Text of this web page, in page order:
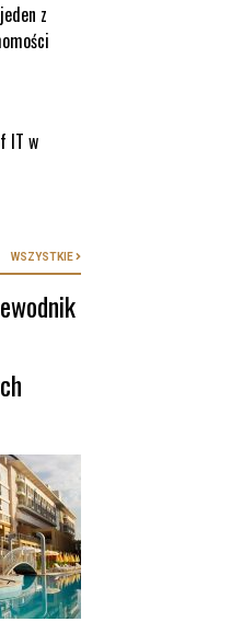
z
IT w
WSZYSTKIE